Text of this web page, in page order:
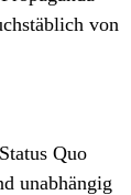
von
Quo
unabhängig